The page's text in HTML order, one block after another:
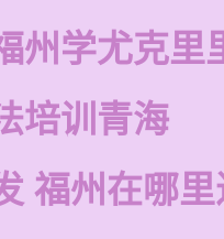
州学尤克里
培训青海
福州在哪